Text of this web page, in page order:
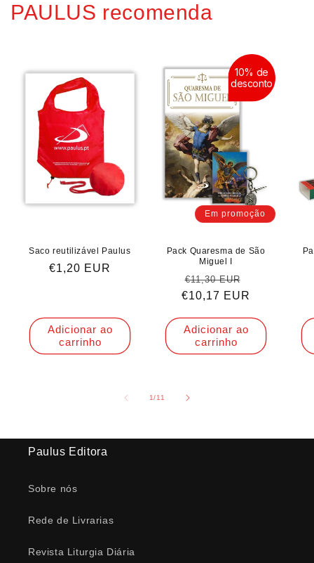
PAULUS recomenda
Saco reutilizável Paulus
Preço
€1,20 EUR
Adicionar ao
carrinho
Em promoção
10% de
desconto
Pack Quaresma de São
Miguel I
Preço
normal
€11,30 EUR
de
€10,17 EUR
Adicionar ao
carrinho
1/de
11
Paulus Editora
Sobre nós
Rede de Livrarias
Revista Liturgia Diária